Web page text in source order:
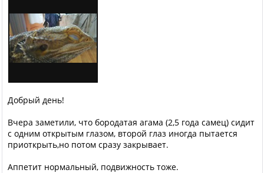
Добрый день!
Вчера заметили, что бородатая агама (2,5 года самец) сидит
с одним открытым глазом, второй глаз иногда пытается
приоткрыть,но потом сразу закрывает.
Аппетит нормальный, подвижность тоже.